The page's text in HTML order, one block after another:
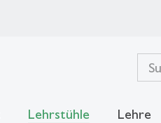
Lehrstühle Lehre